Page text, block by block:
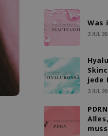
Was
3 JUL
jede
3 JUL